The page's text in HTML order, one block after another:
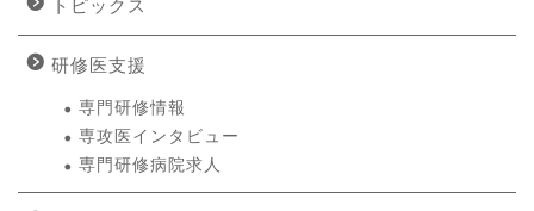
トピックス
研修医支援
専門研修情報
専攻医インタビュー
専門研修病院求人